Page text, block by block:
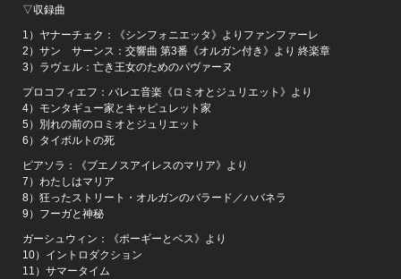
▽収録曲
1）ヤナーチェク：《シンフォニエッタ》よりファンファーレ
2）サン゠サーンス：交響曲 第3番《オルガン付き》より 終楽章
3）ラヴェル：亡き王女のためのパヴァーヌ
プロコフィエフ：バレエ音楽《ロミオとジュリエット》より
4）モンタギュー家とキャピュレット家
5）別れの前のロミオとジュリエット
6）タイボルトの死
ピアソラ：《ブエノスアイレスのマリア》より
7）わたしはマリア
8）狂ったストリート・オルガンのバラード／ハバネラ
9）フーガと神秘
ガーシュウィン：《ポーギーとベス》より
10）イントロダクション
11）サマータイム